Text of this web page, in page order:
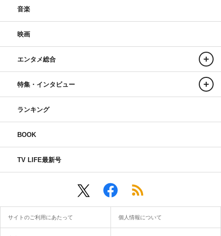
音楽
映画
エンタメ総合
特集・インタビュー
ランキング
BOOK
TV LIFE最新号
サイトのご利用にあたって 個人情報について